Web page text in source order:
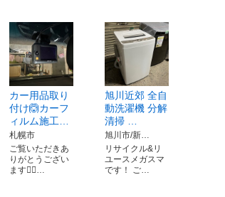
カー用品取り
付け🙆カーフ
ィルム施工…
札幌市
ご覧いただきあ
りがとうござい
ます🙇‍♂️…
旭川近郊 全自
動洗濯機 分解
清掃 …
旭川市/新…
リサイクル&リ
ユースメガスマ
です！ ご…